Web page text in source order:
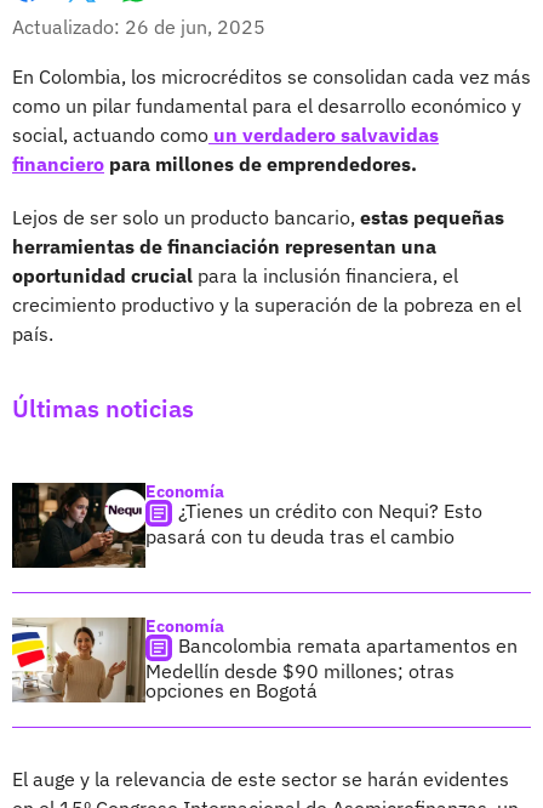
Facebook
X
Actualizado: 26 de jun, 2025
En Colombia, los microcréditos se consolidan cada vez más
como un pilar fundamental para el desarrollo económico y
social, actuando como un verdadero salvavidas
financiero para millones de emprendedores.
Lejos de ser solo un producto bancario, estas pequeñas
herramientas de financiación representan una
oportunidad crucial para la inclusión financiera, el
crecimiento productivo y la superación de la pobreza en el
país.
Últimas noticias
Economía
¿Tienes un crédito con Nequi? Esto
pasará con tu deuda tras el cambio
Economía
Bancolombia remata apartamentos en
Medellín desde $90 millones; otras
opciones en Bogotá
El auge y la relevancia de este sector se harán evidentes